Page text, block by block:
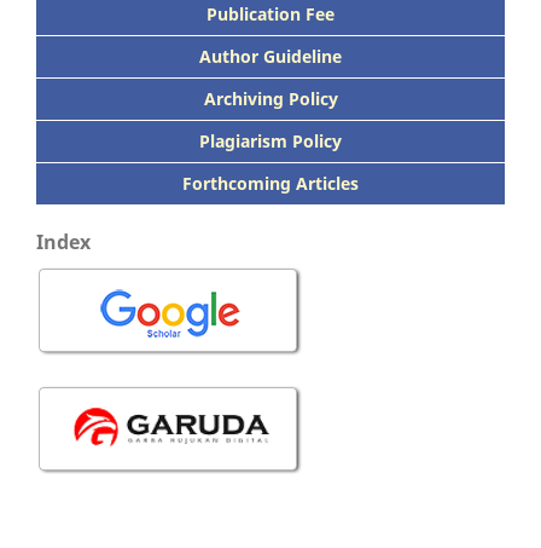
Publication Fee
Author Guideline
Archiving Policy
Plagiarism Policy
Forthcoming Articles
Index